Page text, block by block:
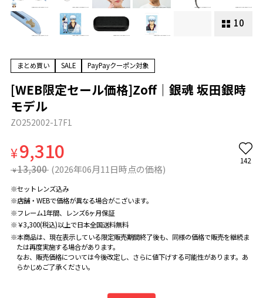
10
まとめ買い SALE PayPayクーポン対象
[WEB限定セール価格]Zoff｜銀魂 坂田銀時
モデル
ZO252002-17F1
¥9,310
¥ 13,300 (2026年06月11日時点の価格)
142
※セットレンズ込み
※店舗・WEBで価格が異なる場合がこざいます。
※フレーム1年間、レンズ6ヶ月保証
※￥3,300(税込)以上で日本全国送料無料
※本商品は、現在表示している限定販売期間終了後も、同様の価格で販売を継続ま
たは再度実施する場合があります。
なお、販売価格については今後改定し、さらに値下げする可能性があります。あ
らかじめご了承ください。